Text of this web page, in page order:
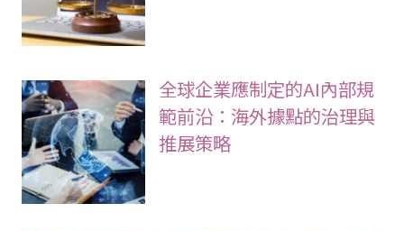
全球企業應制定的AI內部規
範前沿：海外據點的治理與
推展策略